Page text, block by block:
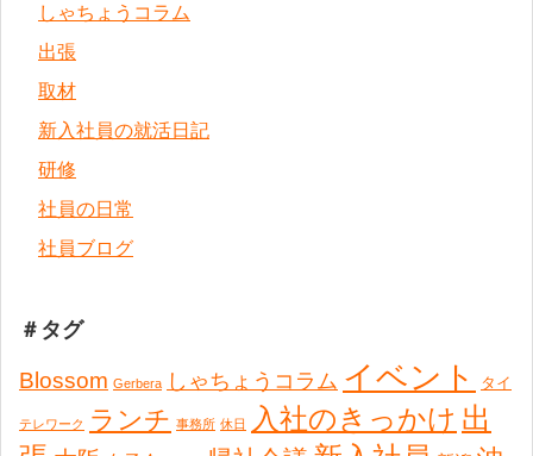
しゃちょうコラム
出張
取材
新入社員の就活日記
研修
社員の日常
社員ブログ
＃タグ
Blossom Gerbera しゃちょうコラム イベント タイ
テレワーク ランチ 事務所 休日 入社のきっかけ 出